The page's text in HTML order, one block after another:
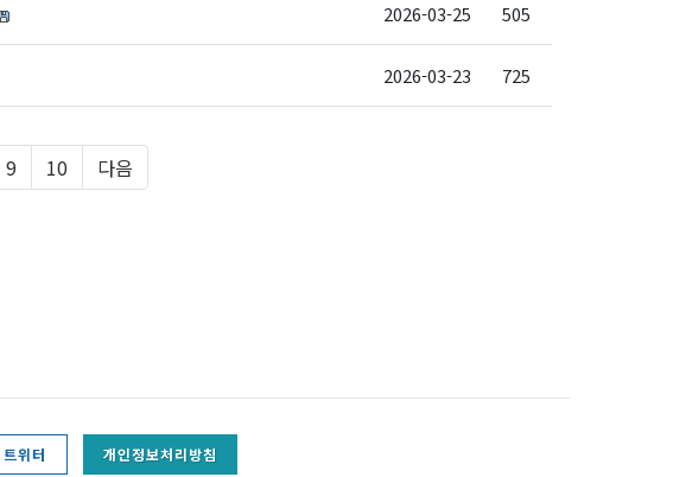
2026-03-25 505
2026-03-23 725
9 10 다음
트위터 개인정보처리방침